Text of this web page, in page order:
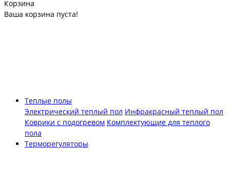
Корзина
Ваша корзина пуста!
Теплые полы
Электрический теплый пол Инфракрасный теплый пол
Коврики с подогревом Комплектующие для теплого
пола
Терморегуляторы